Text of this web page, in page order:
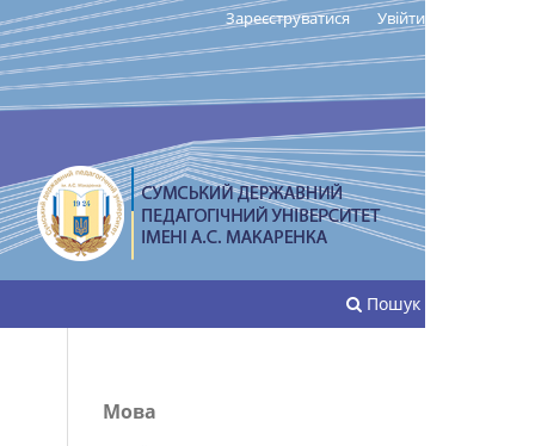
Пошук
Зареєструватися Увійти
Мова